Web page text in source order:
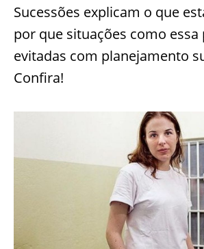
Sucessões explicam o que
por que situações como
evitadas com planejamento
Confira!